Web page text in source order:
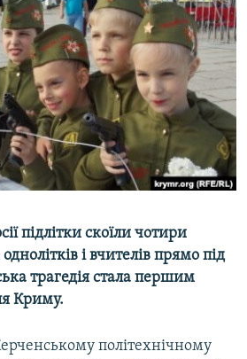
КРИМУ
підлітки скоїли чотири
і вчителів прямо під
трагедія стала першим
Криму.
політехнічному